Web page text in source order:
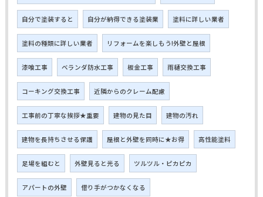
自分で塗装すると 自分が納得できる塗装業 塗料に詳しい業者
塗料の種類に詳しい業者 リフォームを楽しもう!外壁と屋根
漆喰工事 ベランダ防水工事 板金工事 雨樋交換工事
コーキング交換工事 近隣からのクレーム配慮
工事前の丁寧な挨拶★重要 建物の見た目 建物の汚れ
建物を長持ちさせる保護 屋根と外壁を同時に★お得 高性能塗料
足場を組むと 外壁見ると光る ツルツル・ピカピカ
アパートの外壁 借り手がつかなくなる